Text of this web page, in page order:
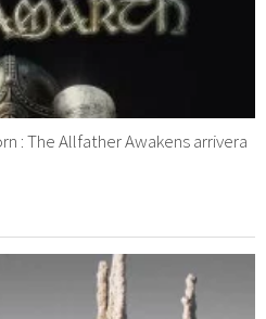
: The Allfather Awakens arrivera